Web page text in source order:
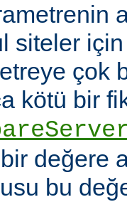
siteler
çok
kötü bir
değere
bu